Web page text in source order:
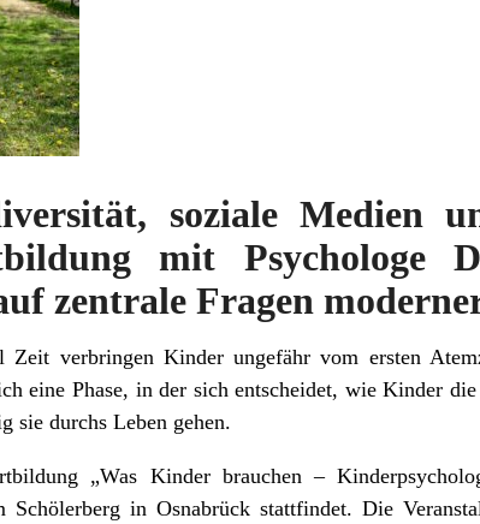
soziale Medien
mit Psychologe
zentrale Fragen
verbringen Kinder ungefähr vom ersten
eine Phase, in der sich entscheidet, wie Kinder
sie durchs Leben gehen.
„Was Kinder brauchen –
Schölerberg in Osnabrück stattfindet. Die